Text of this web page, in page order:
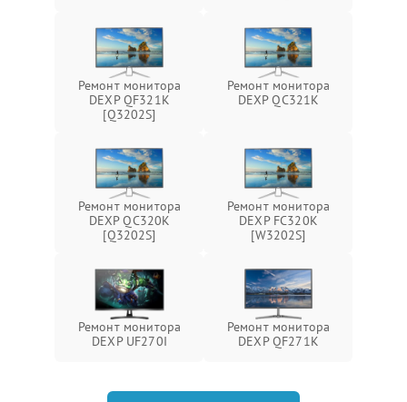
Ремонт монитора
DEXP QF321K
[Q3202S]
Ремонт монитора
DEXP QC321K
Ремонт монитора
DEXP QC320K
[Q3202S]
Ремонт монитора
DEXP FC320K
[W3202S]
Ремонт монитора
DEXP UF270I
Ремонт монитора
DEXP QF271K